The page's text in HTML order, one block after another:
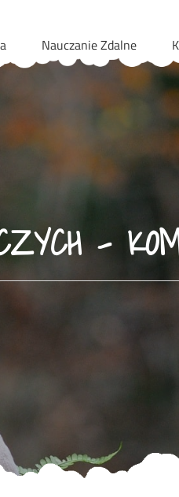
Nauczanie Zdalne
–